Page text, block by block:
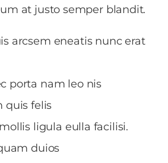
at justo semper blandit.
arcsem eneatis nunc erat
porta nam leo nis
quis felis
ligula eulla facilisi.
duios